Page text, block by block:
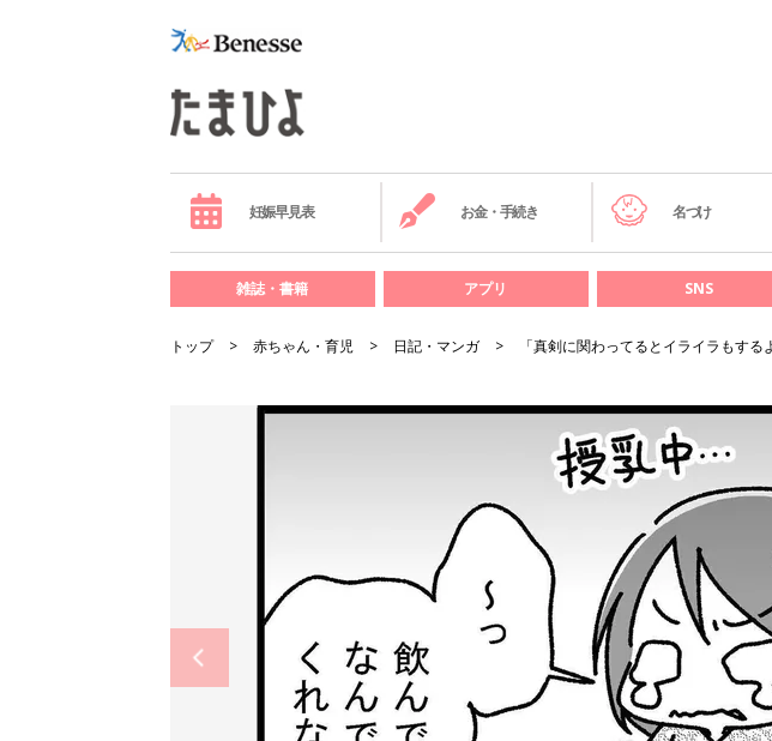
妊娠早見表 お金・手続き 名づけ
雑誌・書籍 アプリ SNS
トップ 赤ちゃん・育児 日記・マンガ 「真剣に関わってるとイライラもす